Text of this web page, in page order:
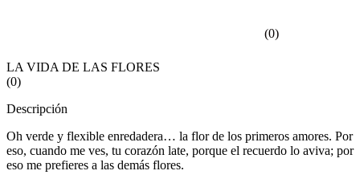
(0)
LA VIDA DE LAS FLORES
(0)
Descripción
Oh verde y flexible enredadera… la flor de los primeros amores. Por
eso, cuando me ves, tu corazón late, porque el recuerdo lo aviva; por
eso me prefieres a las demás flores.